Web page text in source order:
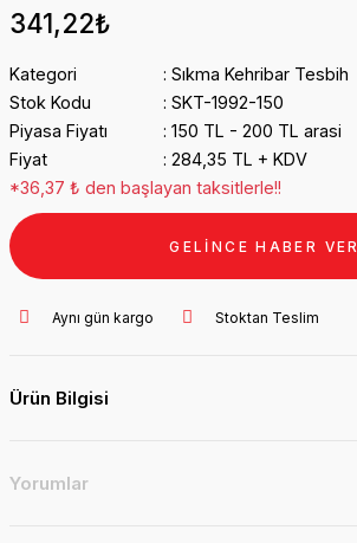
341,22₺
Kategori
Sıkma Kehribar Tesbih
Stok Kodu
SKT-1992-150
Piyasa Fiyatı
150 TL - 200 TL arasi
Fiyat
284,35 TL + KDV
*36,37 ₺ den başlayan taksitlerle!!
GELİNCE HABER VER
Aynı gün kargo Stoktan Teslim
Ürün Bilgisi
Yorumlar